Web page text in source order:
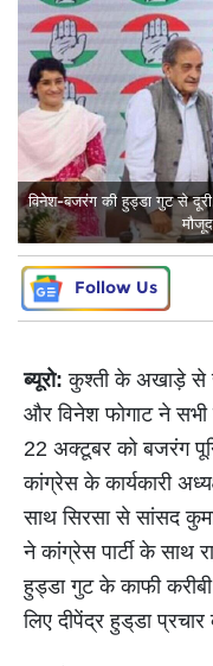
विनेश-बजरंग की हुड्डा गुट से
Follow Us
ब्यूरो: कुश्ती के अखाड़े से
और विनेश फोगाट ने सभी
22 अक्टूबर को बजरंग
कांग्रेस के कार्यकारी
साथ सिरसा से सांसद
ने कांग्रेस पार्टी के साथ
हुड्डा गुट के काफी
लिए दीपेंद्र हुड्‌डा